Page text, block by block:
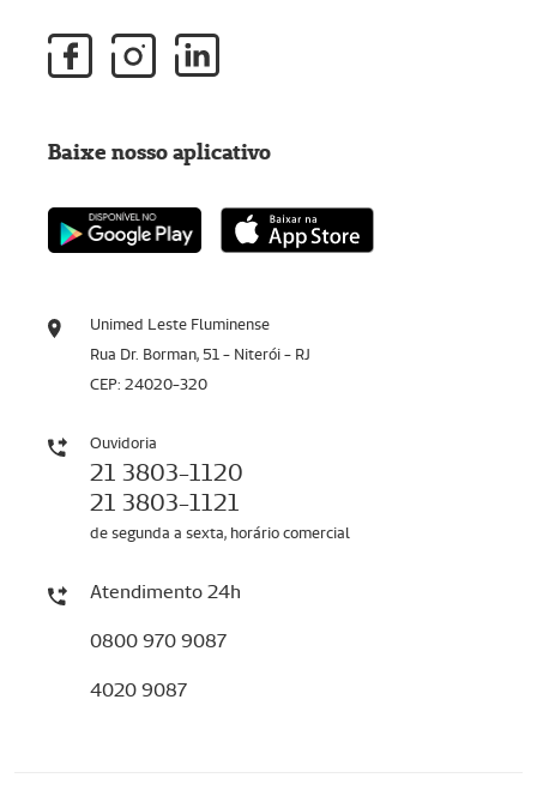
Unimed Leste Fluminense
Rua Dr. Borman, 51 - Niterói - RJ
CEP: 24020-320
Ouvidoria
21 3803-1120
21 3803-1121
de segunda a sexta, horário comercial
Atendimento 24h
0800 970 9087
4020 9087
Baixe nosso aplicativo